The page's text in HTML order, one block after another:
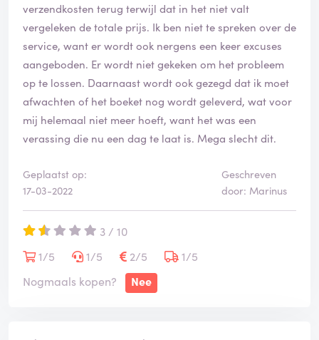
verzendkosten terug terwijl dat in het niet valt
vergeleken de totale prijs. Ik ben niet te spreken over de
service, want er wordt ook nergens een keer excuses
aangeboden. Er wordt niet gekeken om het probleem
op te lossen. Daarnaast wordt ook gezegd dat ik moet
afwachten of het boeket nog wordt geleverd, wat voor
mij helemaal niet meer hoeft, want het was een
verassing die nu een dag te laat is. Mega slecht dit.
Geplaatst op:
17-03-2022
Geschreven
door: Marinus
3 / 10
1/5
1/5 2/5
1/5
Nogmaals kopen?
Nee